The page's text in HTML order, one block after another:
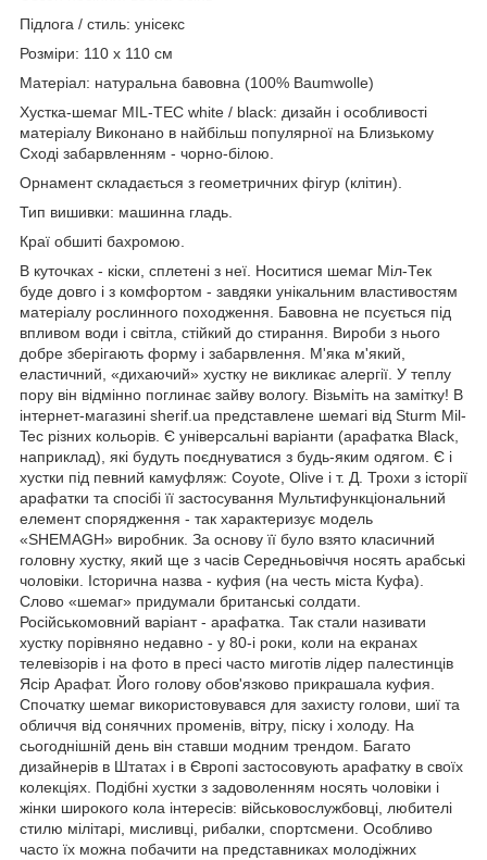
Підлога / стиль: унісекс
Розміри: 110 x 110 см
Матеріал: натуральна бавовна (100% Baumwolle)
Хустка-шемаг MIL-TEC white / black: дизайн і особливості
матеріалу Виконано в найбільш популярної на Близькому
Сході забарвленням - чорно-білою.
Орнамент складається з геометричних фігур (клітин).
Тип вишивки: машинна гладь.
Краї обшиті бахромою.
В куточках - кіски, сплетені з неї. Носитися шемаг Міл-Тек
буде довго і з комфортом - завдяки унікальним властивостям
матеріалу рослинного походження. Бавовна не псується під
впливом води і світла, стійкий до стирання. Вироби з нього
добре зберігають форму і забарвлення. М'яка м'який,
еластичний, «дихаючий» хустку не викликає алергії. У теплу
пору він відмінно поглинає зайву вологу. Візьміть на замітку! В
інтернет-магазині sherif.ua представлене шемагі від Sturm Mil-
Tec різних кольорів. Є універсальні варіанти (арафатка Black,
наприклад), які будуть поєднуватися з будь-яким одягом. Є і
хустки під певний камуфляж: Coyote, Olive і т. Д. Трохи з історії
арафатки та спосібі її застосування Мультифункціональний
елемент спорядження - так характеризує модель
«SHEMAGH» виробник. За основу її було взято класичний
головну хустку, який ще з часів Середньовіччя носять арабські
чоловіки. Історична назва - куфия (на честь міста Куфа).
Слово «шемаг» придумали британські солдати.
Російськомовний варіант - арафатка. Так стали називати
хустку порівняно недавно - у 80-і роки, коли на екранах
телевізорів і на фото в пресі часто миготів лідер палестинців
Ясір Арафат. Його голову обов'язково прикрашала куфия.
Спочатку шемаг використовувався для захисту голови, шиї та
обличчя від сонячних променів, вітру, піску і холоду. На
сьогоднішній день він ставши модним трендом. Багато
дизайнерів в Штатах і в Європі застосовують арафатку в своїх
колекціях. Подібні хустки з задоволенням носять чоловіки і
жінки широкого кола інтересів: військовослужбовці, любителі
стилю мілітарі, мисливці, рибалки, спортсмени. Особливо
часто їх можна побачити на представниках молодіжних